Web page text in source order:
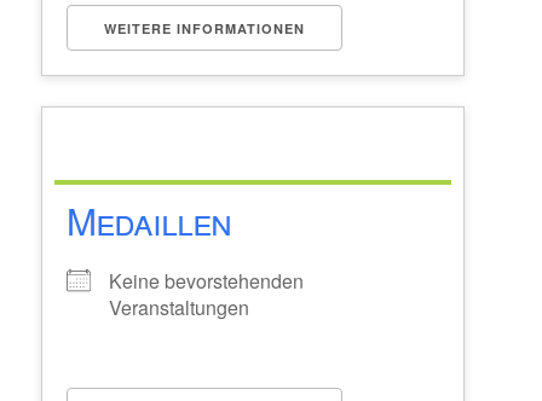
WEITERE INFORMATIONEN
Medaillen
Keine bevorstehenden
Veranstaltungen